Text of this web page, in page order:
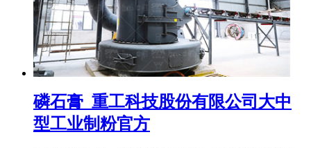
磷石膏_重工科技股份有限公司大中
型工业制粉官方